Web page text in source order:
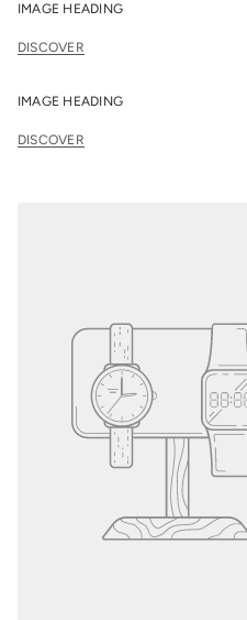
IMAGE HEADING
DISCOVER
IMAGE HEADING
DISCOVER